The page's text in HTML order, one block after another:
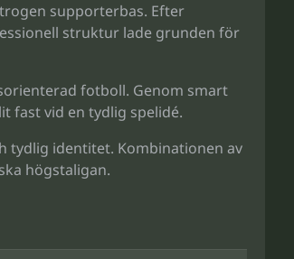
supporterbas. Efter
struktur lade grunden för
fotboll. Genom smart
fast vid en tydlig spelidé.
tydlig identitet. Kombinationen av
högstaligan.